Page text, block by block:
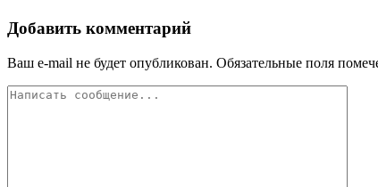
Добавить комментарий
Ваш e-mail не будет опубликован. Обязательные поля